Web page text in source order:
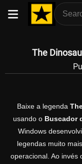
The
Baixe a legenda
usando o Buscador
Windows
legendas muito
operacional. Ao invés